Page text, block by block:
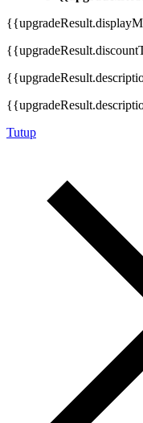
Tutup